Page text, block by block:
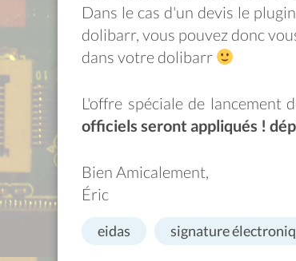
Dans le cas d'un devis le
dolibarr, vous pouvez donc
dans votre dolibarr
L'offre spéciale de lancement
officiels seront appliqués !
Bien Amicalement,
Éric
eidas signature